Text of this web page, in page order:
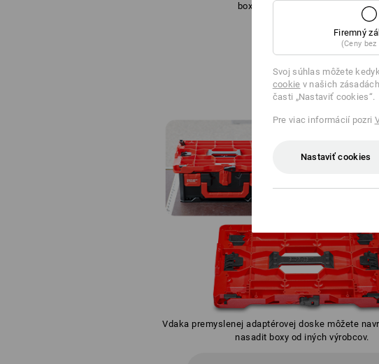
box.
Vdaka premyslenej adaptérovej doske môžete
nasadit boxy od iných výrobcov.
Firemný
(Ceny bez
Svoj súhlas môžete
cookie v našich
časti „Nastaviť cookies“.
Pre viac informácií pozri
Nastaviť cookies